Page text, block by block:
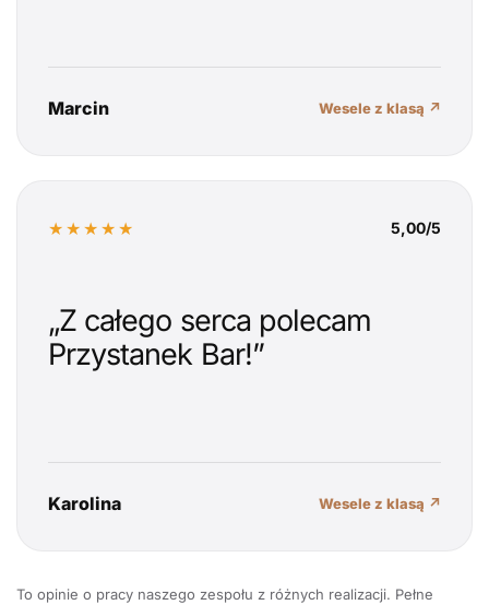
Marcin Wesele z klasą ↗
★★★★★ 5,00/5
„Z całego serca polecam
Przystanek Bar!”
Karolina Wesele z klasą ↗
To opinie o pracy naszego zespołu z różnych realizacji. Pełne